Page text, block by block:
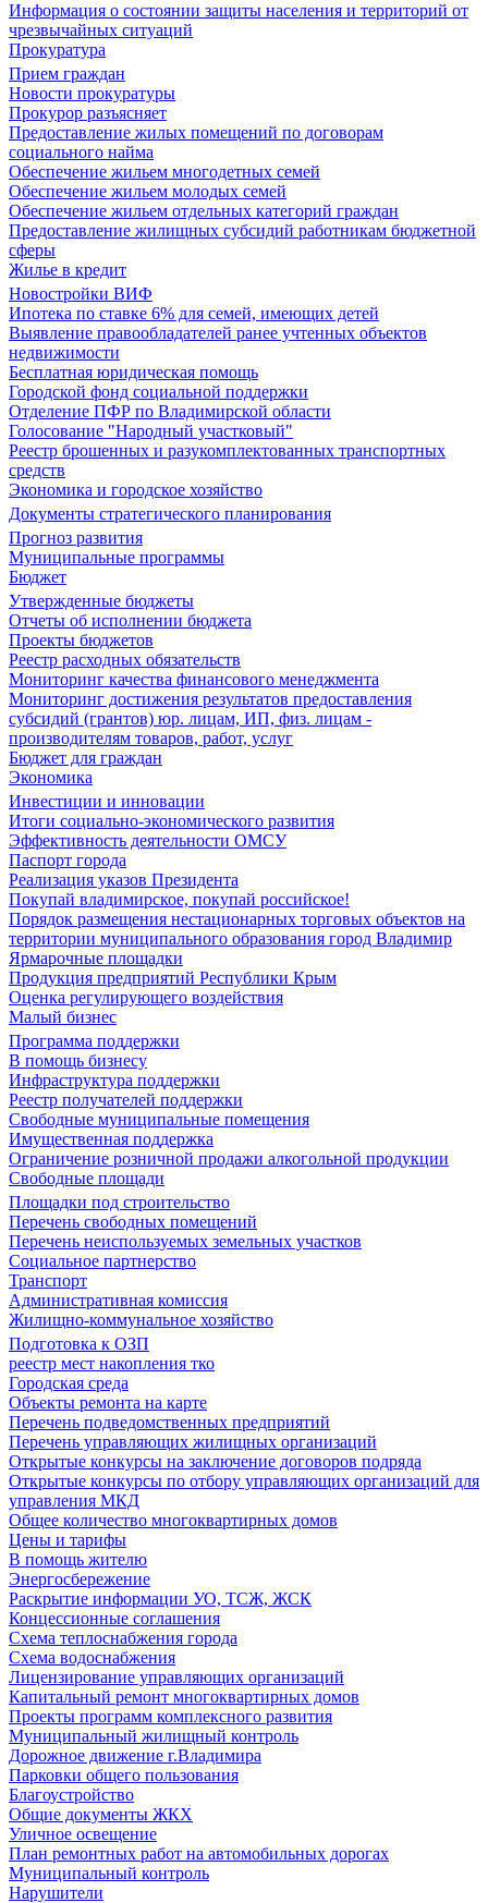
Информация о состоянии защиты населения и территорий от
чрезвычайных ситуаций
Прокуратура
Прием граждан
Новости прокуратуры
Прокурор разъясняет
Предоставление жилых помещений по договорам
социального найма
Обеспечение жильем многодетных семей
Обеспечение жильем молодых семей
Обеспечение жильем отдельных категорий граждан
Предоставление жилищных субсидий работникам бюджетной
сферы
Жилье в кредит
Новостройки ВИФ
Ипотека по ставке 6% для семей, имеющих детей
Выявление правообладателей ранее учтенных объектов
недвижимости
Бесплатная юридическая помощь
Городской фонд социальной поддержки
Отделение ПФР по Владимирской области
Голосование "Народный участковый"
Реестр брошенных и разукомплектованных транспортных
средств
Экономика и городское хозяйство
Документы стратегического планирования
Прогноз развития
Муниципальные программы
Бюджет
Утвержденные бюджеты
Отчеты об исполнении бюджета
Проекты бюджетов
Реестр расходных обязательств
Мониторинг качества финансового менеджмента
Мониторинг достижения результатов предоставления
субсидий (грантов) юр. лицам, ИП, физ. лицам -
производителям товаров, работ, услуг
Бюджет для граждан
Экономика
Инвестиции и инновации
Итоги социально-экономического развития
Эффективность деятельности ОМСУ
Паспорт города
Реализация указов Президента
Покупай владимирское, покупай российское!
Порядок размещения нестационарных торговых объектов на
территории муниципального образования город Владимир
Ярмарочные площадки
Продукция предприятий Республики Крым
Оценка регулирующего воздействия
Малый бизнес
Программа поддержки
В помощь бизнесу
Инфраструктура поддержки
Реестр получателей поддержки
Свободные муниципальные помещения
Имущественная поддержка
Ограничение розничной продажи алкогольной продукции
Свободные площади
Площадки под строительство
Перечень свободных помещений
Перечень неиспользуемых земельных участков
Социальное партнерство
Транспорт
Административная комиссия
Жилищно-коммунальное хозяйство
Подготовка к ОЗП
реестр мест накопления тко
Городская среда
Объекты ремонта на карте
Перечень подведомственных предприятий
Перечень управляющих жилищных организаций
Открытые конкурсы на заключение договоров подряда
Открытые конкурсы по отбору управляющих организаций для
управления МКД
Общее количество многоквартирных домов
Цены и тарифы
В помощь жителю
Энергосбережение
Раскрытие информации УО, ТСЖ, ЖСК
Концессионные соглашения
Схема теплоснабжения города
Схема водоснабжения
Лицензирование управляющих организаций
Капитальный ремонт многоквартирных домов
Проекты программ комплексного развития
Муниципальный жилищный контроль
Дорожное движение г.Владимира
Парковки общего пользования
Благоустройство
Общие документы ЖКХ
Уличное освещение
План ремонтных работ на автомобильных дорогах
Муниципальный контроль
Нарушители